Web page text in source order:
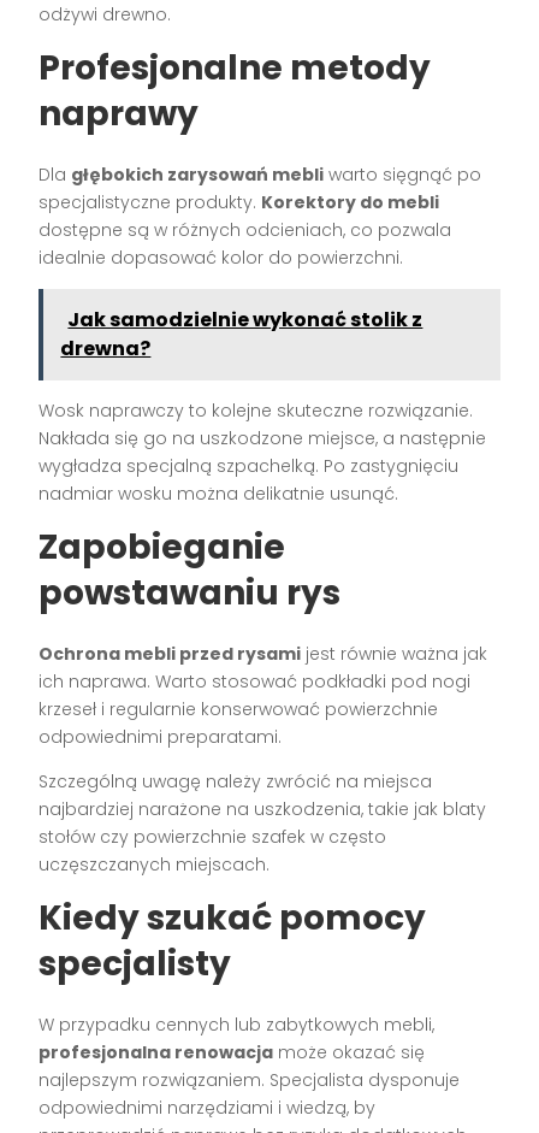
odżywi drewno.
Profesjonalne metody
naprawy
Dla głębokich zarysowań mebli warto sięgnąć po
specjalistyczne produkty. Korektory do mebli
dostępne są w różnych odcieniach, co pozwala
idealnie dopasować kolor do powierzchni.
Jak samodzielnie wykonać stolik z
drewna?
Wosk naprawczy to kolejne skuteczne rozwiązanie.
Nakłada się go na uszkodzone miejsce, a następnie
wygładza specjalną szpachelką. Po zastygnięciu
nadmiar wosku można delikatnie usunąć.
Zapobieganie
powstawaniu rys
Ochrona mebli przed rysami jest równie ważna jak
ich naprawa. Warto stosować podkładki pod nogi
krzeseł i regularnie konserwować powierzchnie
odpowiednimi preparatami.
Szczególną uwagę należy zwrócić na miejsca
najbardziej narażone na uszkodzenia, takie jak blaty
stołów czy powierzchnie szafek w często
uczęszczanych miejscach.
Kiedy szukać pomocy
specjalisty
W przypadku cennych lub zabytkowych mebli,
profesjonalna renowacja może okazać się
najlepszym rozwiązaniem. Specjalista dysponuje
odpowiednimi narzędziami i wiedzą, by